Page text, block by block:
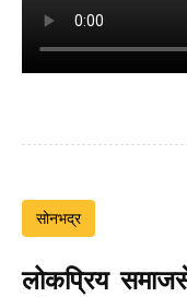
सोनभद्र
लोकप्रिय